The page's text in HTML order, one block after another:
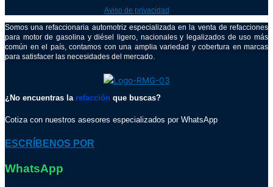
Aviso de privacidad
Somos una refaccionaria automotriz especializada en la venta de refacciones
para motor de gasolina y diésel ligero, nacionales y legalizados de uso más
común en el país, contamos con una amplia variedad y cobertura en marcas
para satisfacer las necesidades del mercado.
¿No encuentras la refacción que buscas?
Cotiza con nuestros asesores especializados por WhatsApp
ESCRÍBENOS POR
WhatsApp